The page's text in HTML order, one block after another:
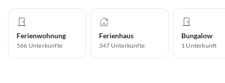
Ferienwohnung
566 Unterkünfte
Ferienhaus
347 Unterkünfte
Bungalow
1 Unterkunft